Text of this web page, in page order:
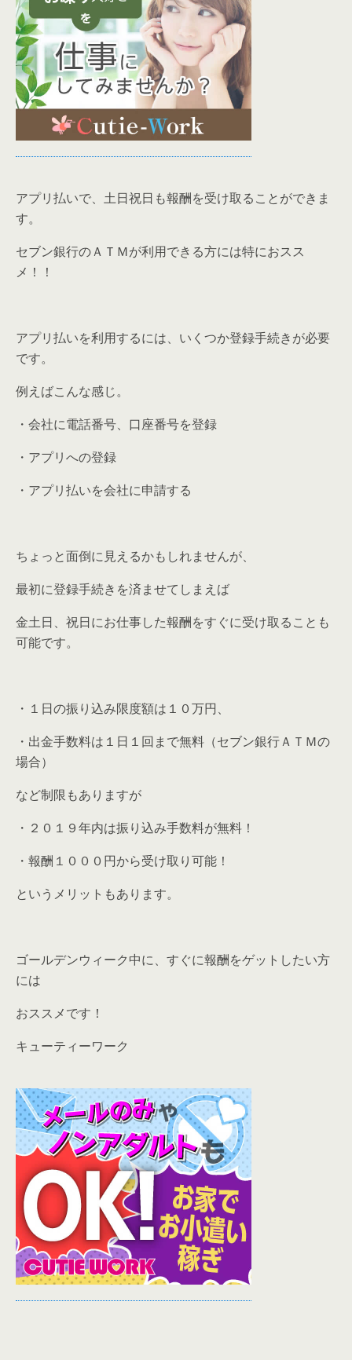
アプリ払いで、 土日祝日も報酬を受け取ることができま
す。
セブン銀行のＡＴＭが利用できる方には特におスス
メ！！
アプリ払いを利用するには、いくつか登録手続きが必要
です。
例えばこんな感じ。
・会社に電話番号、口座番号を登録
・アプリへの登録
・アプリ払いを会社に申請する
ちょっと面倒に見えるかもしれませんが、
最初に登録手続きを済ませてしまえば
金土日、祝日にお仕事した報酬をすぐに受け取ることも
可能です。
・１日の振り込み限度額は１０万円、
・出金手数料は１日１回まで無料（セブン銀行ＡＴＭの
場合）
など制限もありますが
・２０１９年内は振り込み手数料が無料！
・報酬１０００円から受け取り可能！
というメリットもあります。
ゴールデンウィーク中に、すぐに報酬をゲットしたい方
には
おススメです！
キューティーワーク